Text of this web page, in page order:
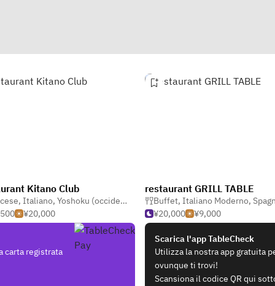
Kitano Club
, Italiano, Yoshoku (occidentale giapponese)
¥20,000
restaurant GRILL TABLE
Buffet, Italiano Moderno, Spagnolo
¥20,000
¥9,000
carta registrata
Scarica l'app TableCheck
Utilizza la nostra app gratuita
ovunque ti trovi!
Scansiona il codice QR qui